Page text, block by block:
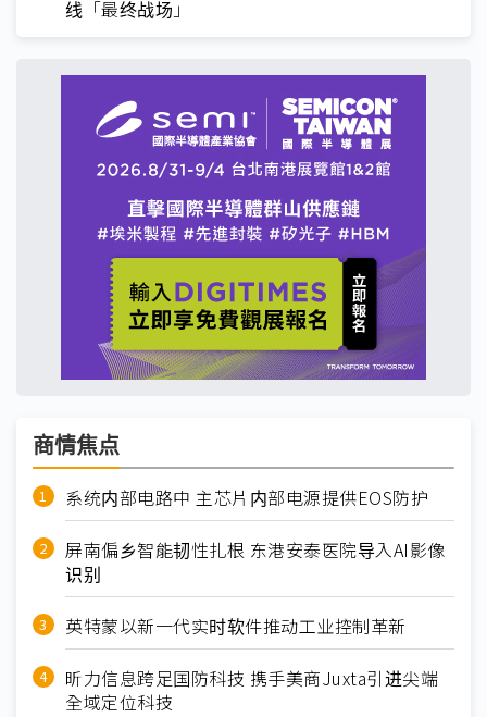
线「最终战场」
商情焦点
系统内部电路中 主芯片内部电源提供EOS防护
屏南偏乡智能韧性扎根 东港安泰医院导入AI影像
识别
英特蒙以新一代实时软件推动工业控制革新
昕力信息跨足国防科技 携手美商Juxta引进尖端
全域定位科技